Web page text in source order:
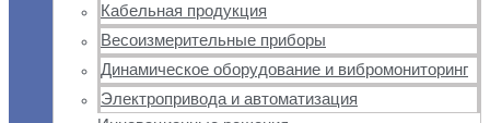
Кабельная продукция
Весоизмерительные приборы
Динамическое оборудование и вибромониторинг
Электропривода и автоматизация